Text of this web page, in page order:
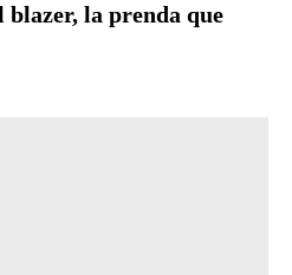
blazer, la prenda que